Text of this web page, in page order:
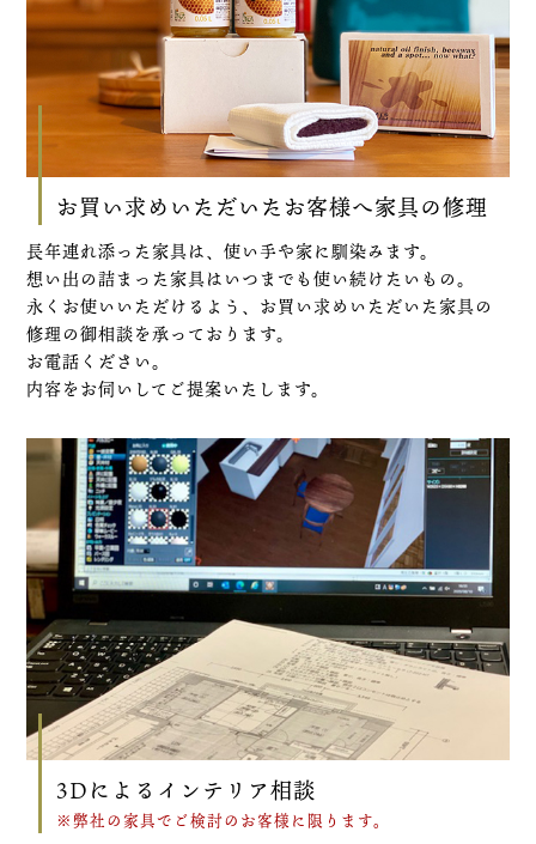
お買い求めいただいたお客様へ家具の修理
長年連れ添った家具は、使い手や家に馴染みます。
想い出の詰まった家具はいつまでも使い続けたいもの。
永くお使いいただけるよう、お買い求めいただいた家具の
修理の御相談を承っております。
お電話ください。
内容をお伺いしてご提案いたします。
3Dによるインテリア相談
※弊社の家具でご検討のお客様に限ります。